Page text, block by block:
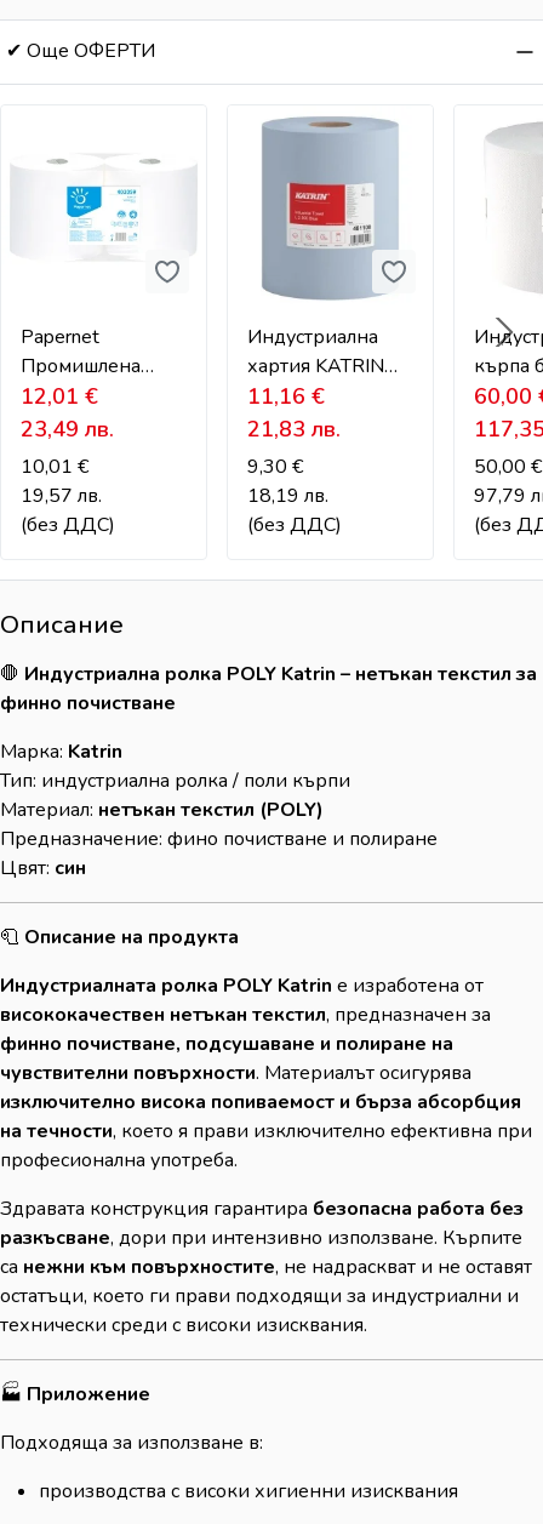
✔ Още ОФЕРТИ
Papernet
Промишлена
хартия на големи
ролки – 2-
пластова,
целулоза
12,01 €
23,49 лв.
10,01 €
19,57 лв.
(без ДДС)
Индустриална
хартия KATRIN
синя – 2-пластова,
180 м
11,16€
21,83лв.
9,30€
18,19лв.
(без ДДС)
кърпа
MAX –
среди
60,00
50,00€
97,79
(без
Описание
🛑 Индустриална ролка POLY Katrin – нетъкан текстил за
финно почистване
Марка: Katrin
Тип: индустриална ролка / поли кърпи
Материал: нетъкан текстил (POLY)
Предназначение: фино почистване и полиране
Цвят: син
🧻 Описание на продукта
Индустриалната ролка POLY Katrin е изработена от
висококачествен нетъкан текстил, предназначен за
финно почистване, подсушаване и полиране на
чувствителни повърхности. Материалът осигурява
изключително висока попиваемост и бърза абсорбция
на течности, което я прави изключително ефективна при
професионална употреба.
Здравата конструкция гарантира безопасна работа без
разкъсване, дори при интензивно използване. Кърпите
са нежни към повърхностите, не надраскват и не оставят
остатъци, което ги прави подходящи за индустриални и
технически среди с високи изисквания.
🏭 Приложение
Подходяща за използване в:
производства с високи хигиенни изисквания